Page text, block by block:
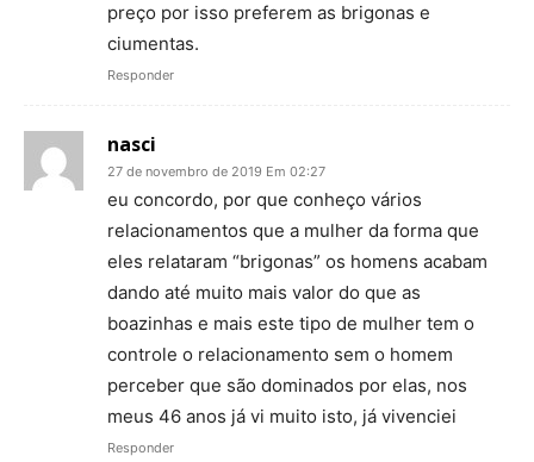
preço por isso preferem as brigonas e
ciumentas.
Responder
nasci
27 de novembro de 2019 Em 02:27
eu concordo, por que conheço vários
relacionamentos que a mulher da forma que
eles relataram “brigonas” os homens acabam
dando até muito mais valor do que as
boazinhas e mais este tipo de mulher tem o
controle o relacionamento sem o homem
perceber que são dominados por elas, nos
meus 46 anos já vi muito isto, já vivenciei
Responder